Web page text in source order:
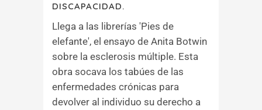
DISCAPACIDAD.
Llega a las librerías 'Pies de
elefante', el ensayo de Anita Botwin
sobre la esclerosis múltiple. Esta
obra socava los tabúes de las
enfermedades crónicas para
devolver al individuo su derecho a